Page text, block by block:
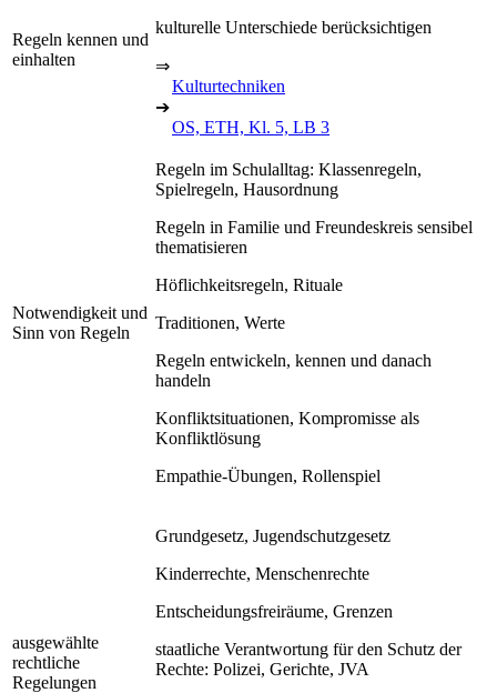
Regeln kennen und
einhalten
kulturelle Unterschiede berücksichtigen
⇒
Kulturtechniken
➔
OS, ETH, Kl. 5, LB 3
Notwendigkeit und
Sinn von Regeln
Regeln im Schulalltag: Klassenregeln,
Spielregeln, Hausordnung
Regeln in Familie und Freundeskreis sensibel
thematisieren
Höflichkeitsregeln, Rituale
Traditionen, Werte
Regeln entwickeln, kennen und danach
handeln
Konfliktsituationen, Kompromisse als
Konfliktlösung
Empathie-Übungen, Rollenspiel
ausgewählte
rechtliche
Regelungen
Grundgesetz, Jugendschutzgesetz
Kinderrechte, Menschenrechte
Entscheidungsfreiräume, Grenzen
staatliche Verantwortung für den Schutz der
Rechte: Polizei, Gerichte, JVA